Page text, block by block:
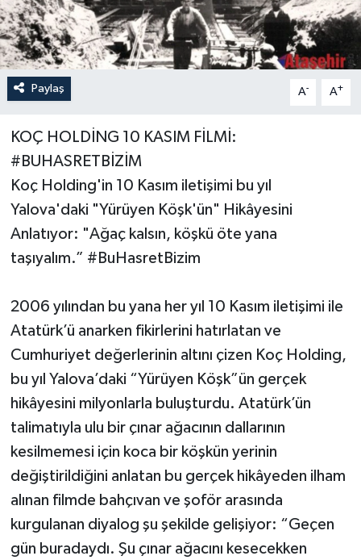
Paylaş A- A+
KOÇ HOLDİNG 10 KASIM FİLMİ:
#BUHASRETBİZİM
Koç Holding'in 10 Kasım iletişimi bu yıl
Yalova'daki "Yürüyen Köşk'ün" Hikâyesini
Anlatıyor: "Ağaç kalsın, köşkü öte yana
taşıyalım.” #BuHasretBizim
2006 yılından bu yana her yıl 10 Kasım iletişimi ile
Atatürk’ü anarken fikirlerini hatırlatan ve
Cumhuriyet değerlerinin altını çizen Koç Holding,
bu yıl Yalova’daki “Yürüyen Köşk”ün gerçek
hikâyesini milyonlarla buluşturdu. Atatürk’ün
talimatıyla ulu bir çınar ağacının dallarının
kesilmemesi için koca bir köşkün yerinin
değiştirildiğini anlatan bu gerçek hikâyeden ilham
alınan filmde bahçıvan ve şoför arasında
kurgulanan diyalog şu şekilde gelişiyor: “Geçen
gün buradaydı. Şu çınar ağacını kesecekken